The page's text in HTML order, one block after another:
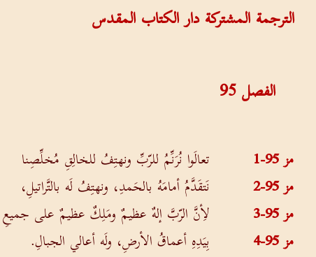
الترجمة المشتركة دار الكتاب المقدس
الفصل95
مز 95-1
تعالَوا نُرَنِّمُ للرّبِّ ونهتِفُ للخالِقِ مُخلِّصِنا
مز 95-2
نَتقَدَّمُ أمامَهُ بالحَمدِ، ونهتِفُ لَه بالتَّراتيلِ،
مز 95-3
لأِنَّ الرّبَّ إلهٌ عظيمٌ ومَلِكٌ عظيمٌ على جميعِ
مز 95-4
بِيَدِهِ أعماقُ الأرضِ، ولَه أعالي الجبالِ.